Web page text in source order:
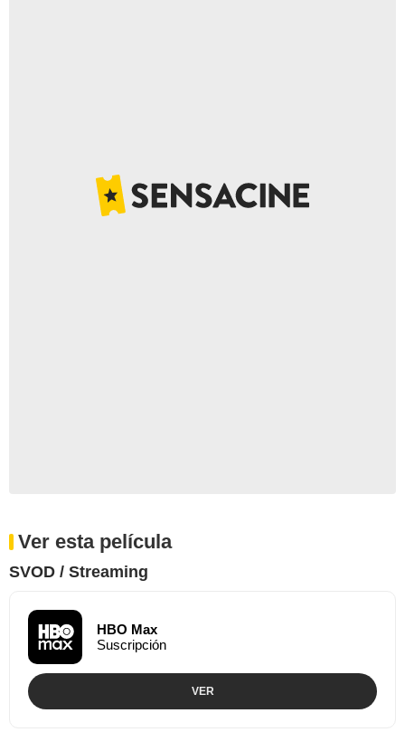
Ver esta película
SVOD / Streaming
HBO Max
Suscripción
VER